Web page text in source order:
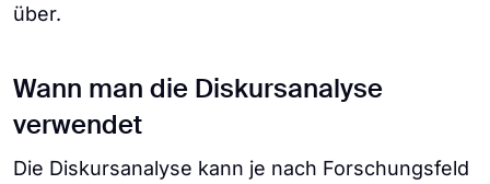
über.
Wann man die Diskursanalyse
verwendet
Die Diskursanalyse kann je nach Forschungsfeld